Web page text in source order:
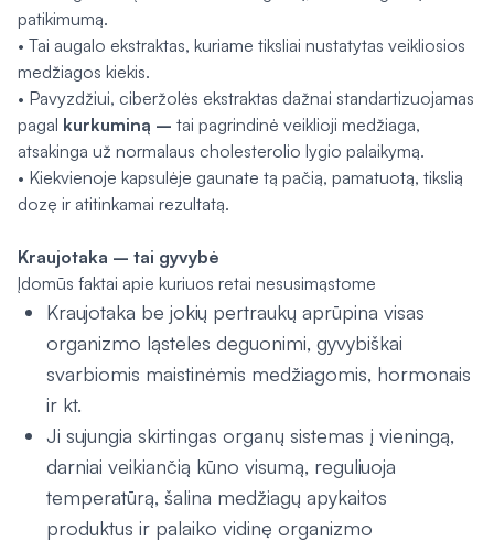
patikimumą.
• Tai augalo ekstraktas, kuriame tiksliai nustatytas veikliosios
medžiagos kiekis.
• Pavyzdžiui, ciberžolės ekstraktas dažnai standartizuojamas
pagal kurkuminą – tai pagrindinė veiklioji medžiaga,
atsakinga už normalaus cholesterolio lygio palaikymą.
• Kiekvienoje kapsulėje gaunate tą pačią, pamatuotą, tikslią
dozę ir atitinkamai rezultatą.
Kraujotaka – tai gyvybė
Įdomūs faktai apie kuriuos retai nesusimąstome
Kraujotaka be jokių pertraukų aprūpina visas
organizmo ląsteles deguonimi, gyvybiškai
svarbiomis maistinėmis medžiagomis, hormonais
ir kt.
Ji sujungia skirtingas organų sistemas į vieningą,
darniai veikiančią kūno visumą, reguliuoja
temperatūrą, šalina medžiagų apykaitos
produktus ir palaiko vidinę organizmo